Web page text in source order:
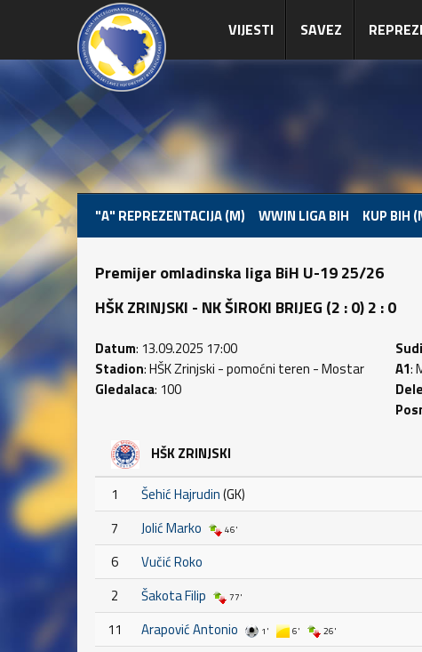
VIJESTI SAVEZ
"A" REPREZENTACIJA (M) WWIN LIGA BIH KUP BIH
Premijer omladinska liga BiH U-19 25/26
HŠK ZRINJSKI - NK ŠIROKI BRIJEG (2 : 0) 2 : 0
Datum: 13.09.2025 17:00
Stadion: HŠK Zrinjski - pomoćni teren - Mostar
Gledalaca: 100
A1:
HŠK ZRINJSKI
1 Šehić Hajrudin(GK)
7
Jolić Marko 46'
6
Vučić Roko
2
Šakota Filip 77'
11 Arapović Antonio 1' 6' 26'